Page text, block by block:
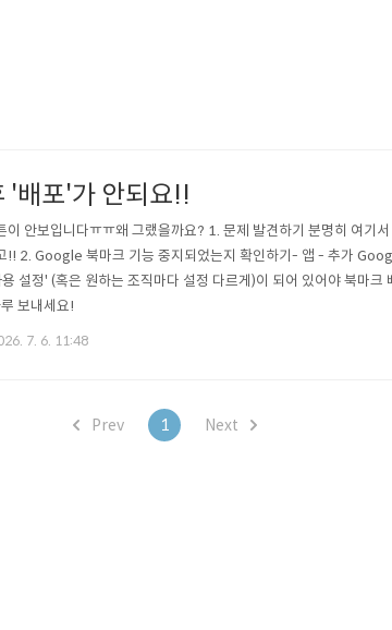
'배포'가 안되요!!
안보입니다ㅠㅠ왜 그랬을까요? 1. 문제 발견하기 분명히 여기
!! 2. Google 북마크 기능 중지되었는지 확인하기- 앱 - 추가
설정' (혹은 원하는 조직마다 설정 다르게)이 되어 있어야 북마크
보내세요!
7. 6. 11:48
Prev 1 Next